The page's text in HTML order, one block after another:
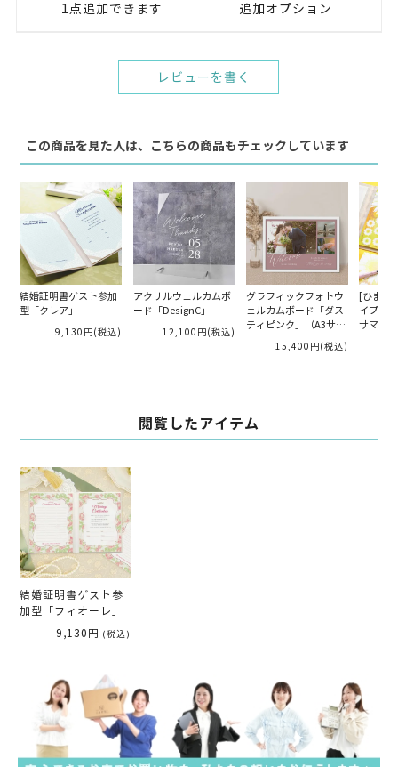
1点追加できます 追加オプション
レビューを書く
この商品を見た人は、こちらの商品もチェックしています
結婚証明書ゲスト参加
型「クレア」
9,130円(税込)
アクリルウェルカムボ
ード「DesignC」
12,100円(税込)
グラフィックフォトウ
ェルカムボード「ダス
ティピンク」（A3サイ
15,400円(税込)
[ひまわ
イプ芳
サマー」
閲覧したアイテム
結婚証明書ゲスト参
加型「フィオーレ」
9,130円 (税込)